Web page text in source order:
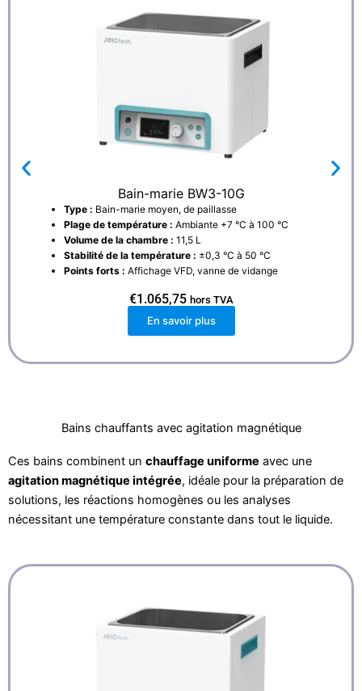
Bain-marie BW3-10G
Type : Bain-marie moyen, de paillasse
Plage de température : Ambiante +7 °C à 100 °C
Volume de la chambre : 11,5 L
Stabilité de la température : ±0,3 °C à 50 °C
Points forts : Affichage VFD, vanne de vidange
€1.065,75 hors TVA
En savoir plus
Bains chauffants avec agitation magnétique
Ces bains combinent un chauffage uniforme avec une
agitation magnétique intégrée, idéale pour la préparation de
solutions, les réactions homogènes ou les analyses
nécessitant une température constante dans tout le liquide.